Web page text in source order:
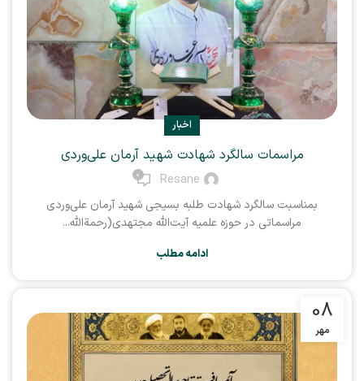
اخبار
مراسمات سالگرد شهادت شهید آرمان علی‌وردی
Resane
0
بمناسبت سالگرد شهادت طلبه بسیجی شهید آرمان علی‌وردی
مراسماتی در حوزه علمیه آیت‌الله مجتهدی(رحمة‌الله...
ادامه مطلب
08
مهر